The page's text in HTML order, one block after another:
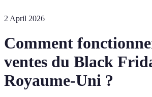
2 April 2026
Comment
ventes du Black
Royaume-Uni ?